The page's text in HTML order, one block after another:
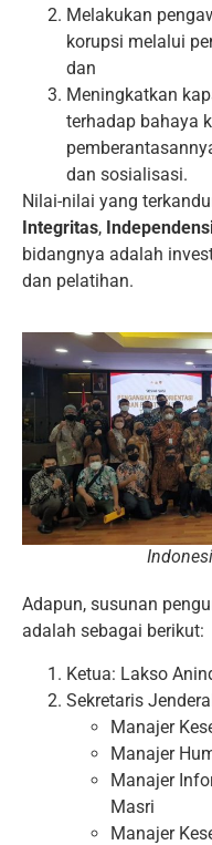
Melakukan
korupsi melalui
dan
Meningkatkan
terhadap bahaya
dan sosialisasi.
Nilai-nilai yang
Integritas,
bidangnya adalah
dan pelatihan.
Adapun, susunan
adalah sebagai berikut:
Ketua: Lakso
Sekretaris
Manajer
Manajer
Manajer
Masri
Manajer